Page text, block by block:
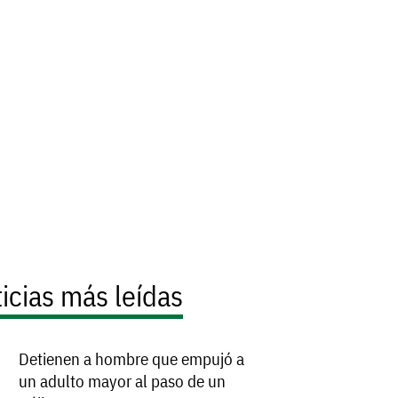
más leídas
Detienen a hombre que empujó a
un adulto mayor al paso de un